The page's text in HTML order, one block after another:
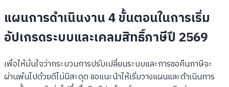
แผนการดำเนินงาน 4 ขั้นตอนในการเริ่ม
อัปเกรดระบบและเคลมสิทธิ์ภาษีปี 2569
เพื่อให้มั่นใจว่ากระบวนการปรับเปลี่ยนระบบและการขอคืนภาษีจะ
ผ่านพ้นไปด้วยดีไม่มีสะดุด ขอแนะนำให้เริ่มวางแผนและดำเนินการ